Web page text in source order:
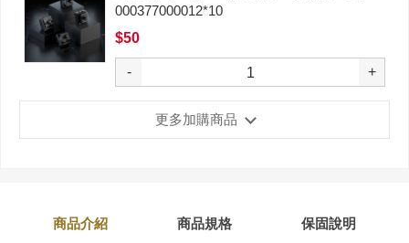
000377000012*10
$50
- +
更多加購商品
商品介紹 商品規格 保固說明